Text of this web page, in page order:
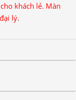
khách lẻ. Màn
lý.